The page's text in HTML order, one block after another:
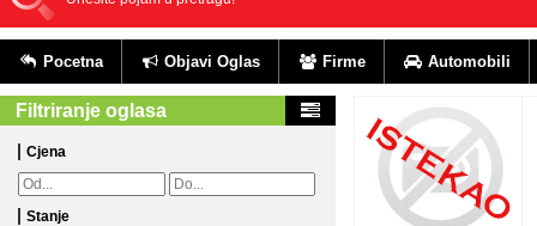
Pocetna Objavi Oglas Firme Automobili
Filtriranje oglasa
Cjena
Stanje